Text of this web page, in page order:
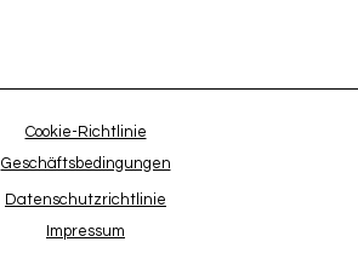
Datenschutzrichtlinie
Geschäftsbedingungen
Cookie-Richtlinie
Impressum